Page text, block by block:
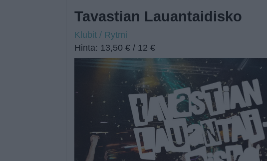
Tavastian Lauantaidisko
Klubit / Rytmi
Hinta: 13,50 € / 12 €